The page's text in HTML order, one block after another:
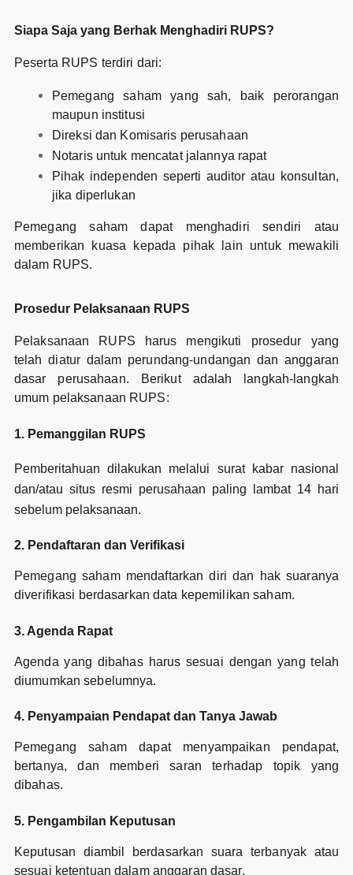
Siapa Saja yang Berhak Menghadiri RUPS?
Peserta RUPS terdiri dari:
Pemegang saham yang sah, baik perorangan
maupun institusi
Direksi dan Komisaris perusahaan
Notaris untuk mencatat jalannya rapat
Pihak independen seperti auditor atau konsultan,
jika diperlukan
Pemegang saham dapat menghadiri sendiri atau
memberikan kuasa kepada pihak lain untuk mewakili
dalam RUPS.
Prosedur Pelaksanaan RUPS
Pelaksanaan RUPS harus mengikuti prosedur yang
telah diatur dalam perundang-undangan dan anggaran
dasar perusahaan. Berikut adalah langkah-langkah
umum pelaksanaan RUPS:
1. Pemanggilan RUPS
Pemberitahuan dilakukan melalui surat kabar nasional
dan/atau situs resmi perusahaan paling lambat 14 hari
sebelum pelaksanaan.
2. Pendaftaran dan Verifikasi
Pemegang saham mendaftarkan diri dan hak suaranya
diverifikasi berdasarkan data kepemilikan saham.
3. Agenda Rapat
Agenda yang dibahas harus sesuai dengan yang telah
diumumkan sebelumnya.
4. Penyampaian Pendapat dan Tanya Jawab
Pemegang saham dapat menyampaikan pendapat,
bertanya, dan memberi saran terhadap topik yang
dibahas.
5. Pengambilan Keputusan
Keputusan diambil berdasarkan suara terbanyak atau
sesuai ketentuan dalam anggaran dasar.